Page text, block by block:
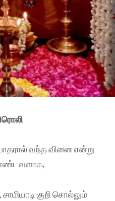
வந்த வினை என்று
குறி சொல்லும்